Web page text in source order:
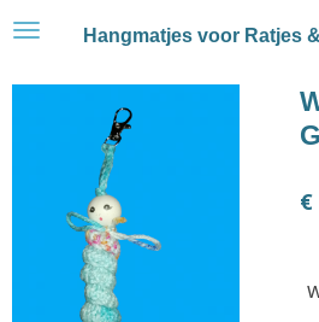
Ga
hoofdinhoud
Hangmatjes voor Ratjes
€